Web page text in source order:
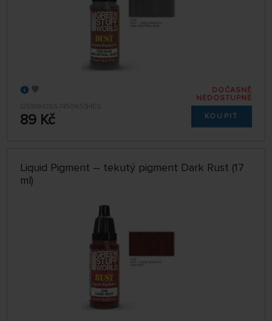
GSW8436574506594ES
89 Kč
DOČASNĚ
NEDOSTUPNÉ
KOUPIT
Liquid Pigment – tekutý pigment Dark Rust (17
ml)